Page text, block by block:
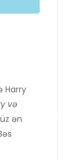
Harry
və
ən